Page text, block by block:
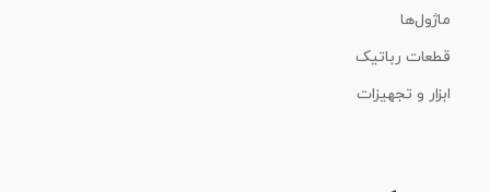
ماژول‌ها
قطعات رباتیک
ابزار و تجهیزات